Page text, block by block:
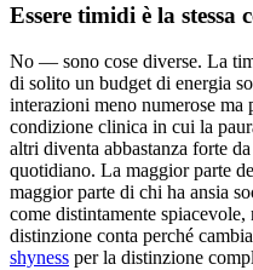
Essere timidi è la stessa
No — sono cose diverse. La
di solito un budget di energia
interazioni meno numerose ma
condizione clinica in cui la
altri diventa abbastanza forte
quotidiano. La maggior parte
maggior parte di chi ha ansia
come distintamente
distinzione conta perché
shyness per la distinzione